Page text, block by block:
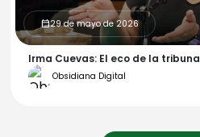
calendar_month29 de mayo de 2026
Irma Cuevas: El eco de la tribuna
Obsidiana Digital